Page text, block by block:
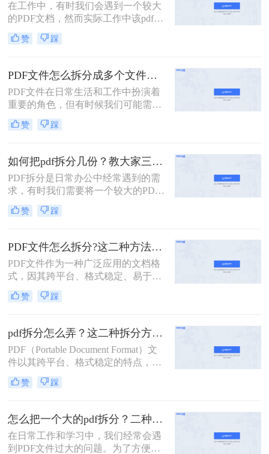
在工作中，有时我们会遇到一个较大
的PDF文档，然而实际工作中该pdf文
档的内容是分模块处理的。这时我们
就可以使用PDF拆分功能，将整个
文档，方便工作中文档的传输处理和
重要内容的查找。下面我们就将介绍
扫描的pdf怎么拆分方法，希望能给读
者的工作带来方便。
赞 踩
PDF文件怎么拆分成多个文件？看看这三种拆分方法！
PDF文件在日常生活和工作中扮演着
重要的角色，但有时候我们可能需要
将一个较大的PDF文件拆分成多个小
文件，以便更好地管理和使用。那么
面将介绍三种实用的方法，帮助你轻
松实现PDF文件的拆分。
赞 踩
如何把pdf拆分几份？教大家三种方法！
PDF拆分是日常办公中经常遇到的需
求，有时我们需要将一个较大的PDF
文件拆分成多个小文件，以便于分
享、存档或编辑。那么如何把pdf拆分
法，帮助你轻松将PDF文件拆分成多
份。
赞 踩
PDF文件怎么拆分?这二种方法教你轻松拆分!
PDF文件作为一种广泛应用的文档格
式，因其跨平台、格式稳定、易于打
印等优点，在办公、学习等领域得到
了广泛的使用。然而，有时我们可能
地管理和使用其中的内容。那么PDF
文件怎么拆分呢？本文将详细介绍
PDF文件拆分的方法和步骤，帮助读
者轻松实现PDF文件的拆分操作。
赞 踩
pdf拆分怎么弄？这二种拆分方法看看！
PDF（Portable Document Format）文
件以其跨平台、格式稳定的特点，在
办公、学习等领域得到了广泛应用。
然而，有时我们需要对PDF文件进行
内容。本文将详细介绍pdf拆分怎么弄
的方法，帮助读者轻松完成这一操
作。
赞 踩
怎么把一个大的pdf拆分？二种pdf拆分方法看一看！
在日常工作和学习中，我们经常会遇
到PDF文件过大的问题。为了方便管